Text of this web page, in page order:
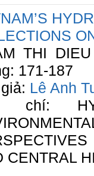
THI
171-187
Lê Anh
chí:
CENTRAL